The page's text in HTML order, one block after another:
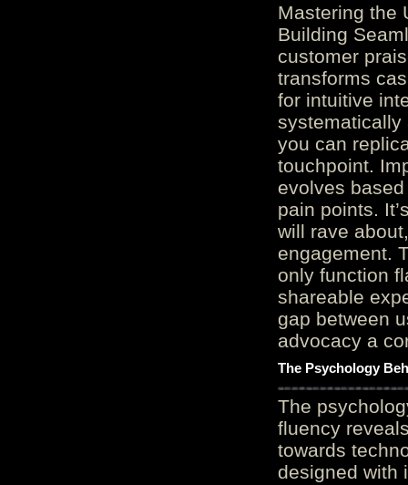
Mastering the
Building
customer
transforms
for intuitive
systematically
you can
touchpoint.
evolves
pain points.
will rave
engagement.
only function
shareable
gap between
advocacy a
The Psychology
The
fluency
towards
designed with